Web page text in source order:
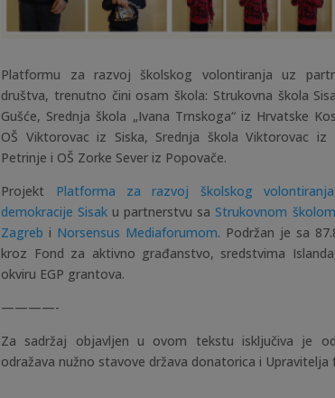
Platformu za razvoj školskog volontiranja uz
društva, trenutno čini osam škola: Strukovna škola
Gušće, Srednja škola „Ivana Trnskoga“ iz Hrvatske
OŠ Viktorovac iz Siska, Srednja škola Viktorovac
Petrinje i OŠ Zorke Sever iz Popovače.
Projekt Platforma za razvoj školskog volontiranja
demokracije Sisak u partnerstvu saStrukovnom
Zagreb i Norsensus Mediaforumom. Podržan je sa
kroz Fond za aktivno građanstvo, sredstvima
okviru EGP grantova.
————-
Za sadržaj objavljen u ovom tekstu isključiva je
odražava nužno stavove država donatorica i Upravitelja